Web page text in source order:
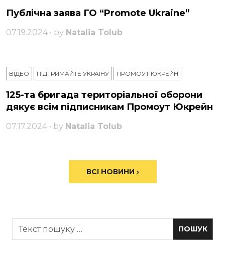
Публічна заява ГО “Promote Ukraine”
07.19.2024 • by Natalia Tolub
ВІДЕО ПІДТРИМАЙТЕ УКРАЇНУ ПРОМОУТ ЮКРЕЙН
125-та бригада територіальної оборони
дякує всім підписникам Промоут Юкрейн
07.17.2024 • by Natalia Tolub
ВСІ НОВИНИ ›